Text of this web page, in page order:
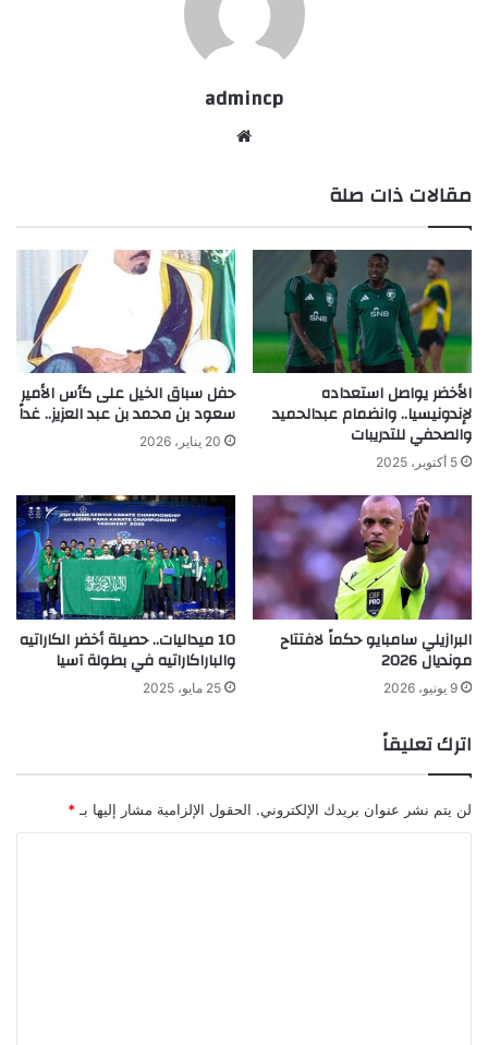
admincp
مقالات ذات صلة
الأخضر يواصل استعداده
لإندونيسيا.. وانضمام عبدالحميد
والصحفي للتدريبات
5 أكتوبر، 2025
حفل سباق الخيل على كأس الأمير
سعود بن محمد بن عبد العزيز.. غداً
20 يناير، 2026
البرازيلي سامبايو حكماً لافتتاح
مونديال 2026
9 يونيو، 2026
10 ميداليات.. حصيلة أخضر الكاراتيه
والباراكاراتيه في بطولة آسيا
25 مايو، 2025
اترك تعليقاً
لن يتم نشر عنوان بريدك الإلكتروني. الحقول الإلزامية مشار إليها بـ *